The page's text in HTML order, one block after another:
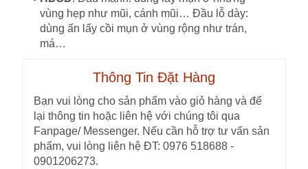
vùng hẹp như mũi, cánh mũi… Đầu lỗ dày:
dùng ấn lấy cồi mụn ở vùng rộng như trán,
má…
Thông Tin Đặt Hàng
Bạn vui lòng cho sản phẩm vào giỏ hàng và để
lại thông tin hoặc liên hệ với chúng tôi qua
Fanpage/ Messenger. Nếu cần hỗ trợ tư vấn sản
phẩm, vui lòng liên hệ ĐT: 0976 518688 -
0901206273.